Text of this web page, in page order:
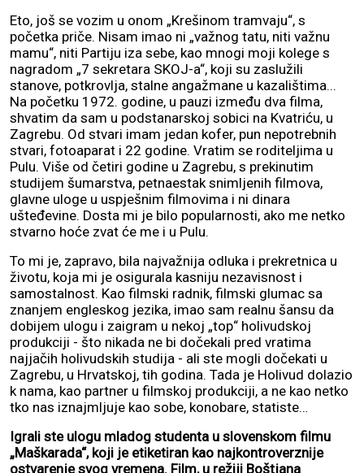
Eto, još se vozim u onom „Krešinom tramvaju“, s
početka priče. Nisam imao ni „važnog tatu, niti važnu
mamu“, niti Partiju iza sebe, kao mnogi moji kolege s
nagradom „7 sekretara SKOJ-a“, koji su zaslužili
stanove, potkrovlja, stalne angažmane u kazalištima...
Na početku 1972. godine, u pauzi između dva filma,
shvatim da sam u podstanarskoj sobici na Kvatriću, u
Zagrebu. Od stvari imam jedan kofer, pun nepotrebnih
stvari, fotoaparat i 22 godine. Vratim se roditeljima u
Pulu. Više od četiri godine u Zagrebu, s prekinutim
studijem šumarstva, petnaestak snimljenih filmova,
glavne uloge u uspješnim filmovima i ni dinara
ušteđevine. Dosta mi je bilo popularnosti, ako me netko
stvarno hoće zvat će me i u Pulu.
To mi je, zapravo, bila najvažnija odluka i prekretnica u
životu, koja mi je osigurala kasniju nezavisnost i
samostalnost. Kao filmski radnik, filmski glumac sa
znanjem engleskog jezika, imao sam realnu šansu da
dobijem ulogu i zaigram u nekoj „top“ holivudskoj
produkciji - što nikada ne bi dočekali pred vratima
najjačih holivudskih studija - ali ste mogli dočekati u
Zagrebu, u Hrvatskoj, tih godina. Tada je Holivud dolazio
k nama, kao partner u filmskoj produkciji, a ne kao netko
tko nas iznajmljuje kao sobe, konobare, statiste…
Igrali ste ulogu mladog studenta u slovenskom filmu
„Maškarada“, koji je etiketiran kao najkontroverznije
ostvarenje svog vremena. Film, u režiji Boštjana